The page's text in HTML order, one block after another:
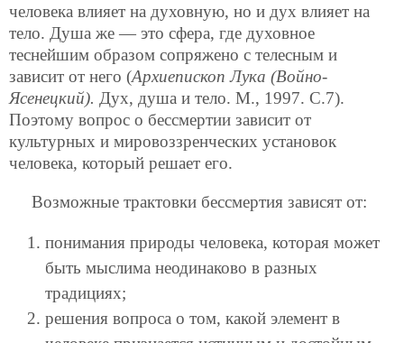
человека влияет на духовную, но и дух влияет на
тело. Душа же — это сфера, где духовное
теснейшим образом сопряжено с телесным и
зависит от него (Архиепископ Лука (Войно-
Ясенецкий). Дух, душа и тело. М., 1997. С.7).
Поэтому вопрос о бессмертии зависит от
культурных и мировоззренческих установок
человека, который решает его.
Возможные трактовки бессмертия зависят от:
понимания природы человека, которая может
быть мыслима неодинаково в разных
традициях;
решения вопроса о том, какой элемент в